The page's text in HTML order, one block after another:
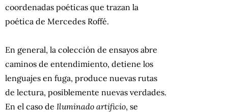
coordenadas poéticas que trazan la
poética de Mercedes Roffé.
En general, la colección de ensayos abre
caminos de entendimiento, detiene los
lenguajes en fuga, produce nuevas rutas
de lectura, posiblemente nuevas verdades.
En el caso de Iluminado artificio, se